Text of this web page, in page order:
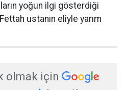
yoğun ilgi gösterdiği
ustanın eliyle yarım
olmak için